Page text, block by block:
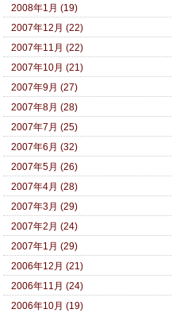
2008年1月 (19)
2007年12月 (22)
2007年11月 (22)
2007年10月 (21)
2007年9月 (27)
2007年8月 (28)
2007年7月 (25)
2007年6月 (32)
2007年5月 (26)
2007年4月 (28)
2007年3月 (29)
2007年2月 (24)
2007年1月 (29)
2006年12月 (21)
2006年11月 (24)
2006年10月 (19)